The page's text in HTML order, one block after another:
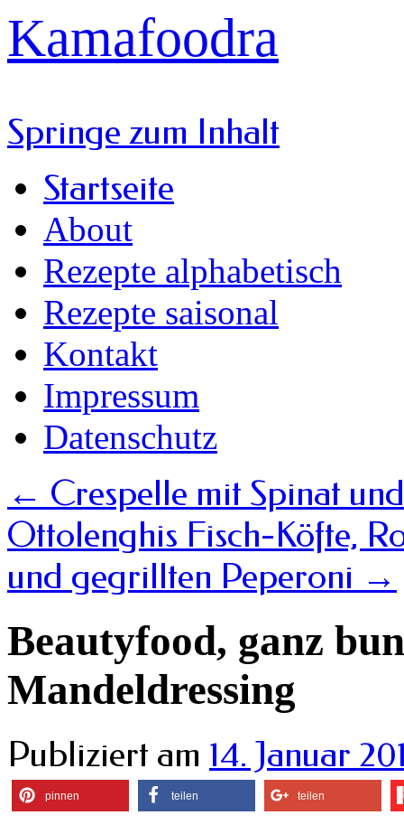
Kamafoodra
Springe zum Inhalt
Startseite
About
Rezepte alphabetisch
Rezepte saisonal
Kontakt
Impressum
Datenschutz
← Crespelle mit Spinat
Ottolenghis Fisch-Köfte,
und gegrillten Peperoni →
Beautyfood, ganz
Mandeldressing
Publiziert am 14. Januar
pinnen teilen teilen